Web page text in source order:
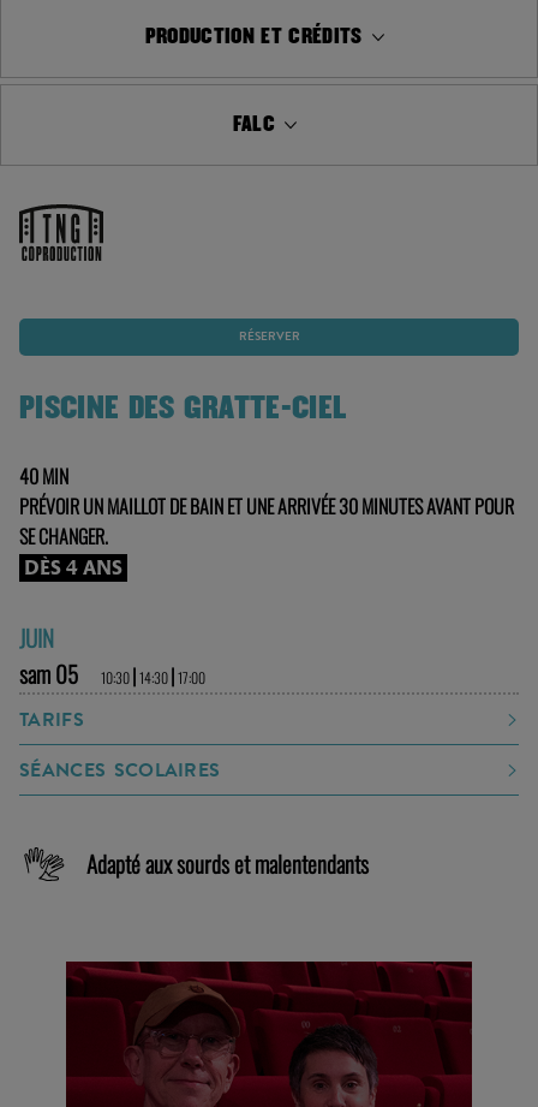
PRODUCTION ET CRÉDITS
FALC
RÉSERVER
PISCINE DES GRATTE-CIEL
40 MIN
PRÉVOIR UN MAILLOT DE BAIN ET UNE ARRIVÉE 30 MINUTES AVANT POUR
SE CHANGER.
DÈS 4 ANS
JUIN
sam 05
10:30|14:30|17:00
TARIFS
SÉANCES SCOLAIRES
Adapté aux sourds et malentendants